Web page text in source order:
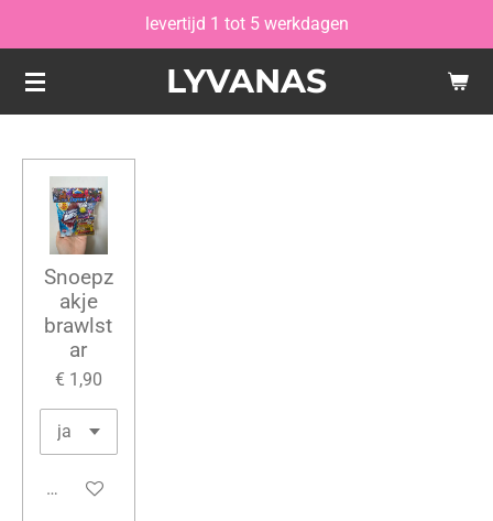
naar
de
LYVANAS
levertijd 1 tot 5 werkdagen
Snoepz
akje
brawlst
ar
€ 1,90
Bekijk details